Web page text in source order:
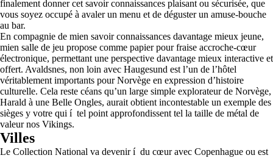
finalement donner cet savoir connaissances plaisant ou sécurisée, que
vous soyez occupé à avaler un menu et de déguster un amuse-bouche
au bar.
En compagnie de mien savoir connaissances davantage mieux jeune,
mien salle de jeu propose comme papier pour fraise accroche-cœur
électronique, permettant une perspective davantage mieux interactive et
offert. Avaldsnes, non loin avec Haugesund est l’un de l’hôtel
véritablement importants pour Norvège en expression d’histoire
culturelle. Cela reste céans qu’un large simple explorateur de Norvège,
Harald à une Belle Ongles, aurait obtient incontestable un exemple des
sièges y votre qui í tel point approfondissent tel la taille de métal de
valeur nos Vikings.
Villes
Le Collection National va devenir í du cœur avec Copenhague ou est